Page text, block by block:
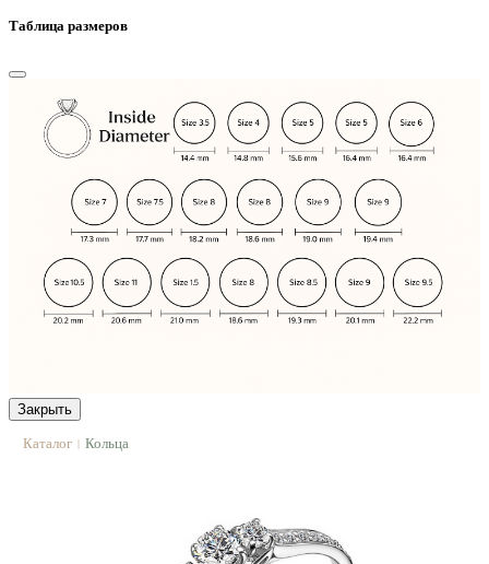
Таблица размеров
Закрыть
Каталог | Кольца